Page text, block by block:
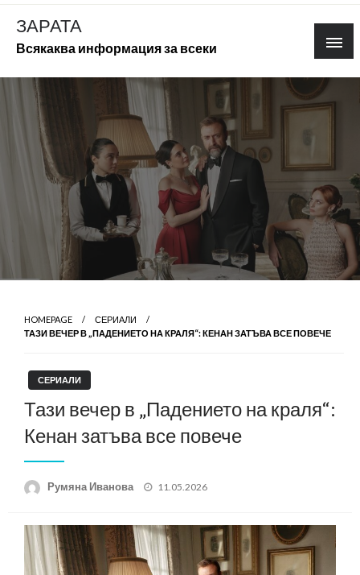
Skip
content
ЗАРАТА
Всякаква информация за всеки
HOMEPAGE
СЕРИАЛИ
ТАЗИ ВЕЧЕР В „ПАДЕНИЕТО НА КРАЛЯ“: КЕНАН ЗАТЪВА ВСЕ ПОВЕЧЕ
СЕРИАЛИ
Тази вечер в „Падението на краля“:
Кенан затъва все повече
Румяна Иванова
Posted
11.05.2026